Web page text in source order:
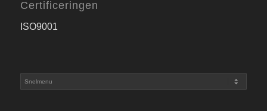
Certificeringen
ISO9001